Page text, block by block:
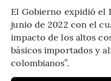
El Gobierno expidió el
junio de 2022 con el
impacto de los altos
básicos importados y
colombianos”.